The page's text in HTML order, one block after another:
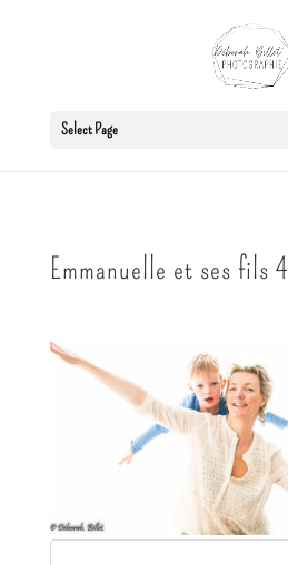
Select Page
Emmanuelle et ses fils 4